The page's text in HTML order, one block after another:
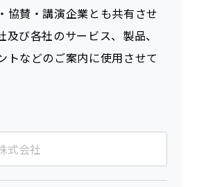
協賛・講演企業とも共有させ
及び各社のサービス、製品、
トなどのご案内に使用させて